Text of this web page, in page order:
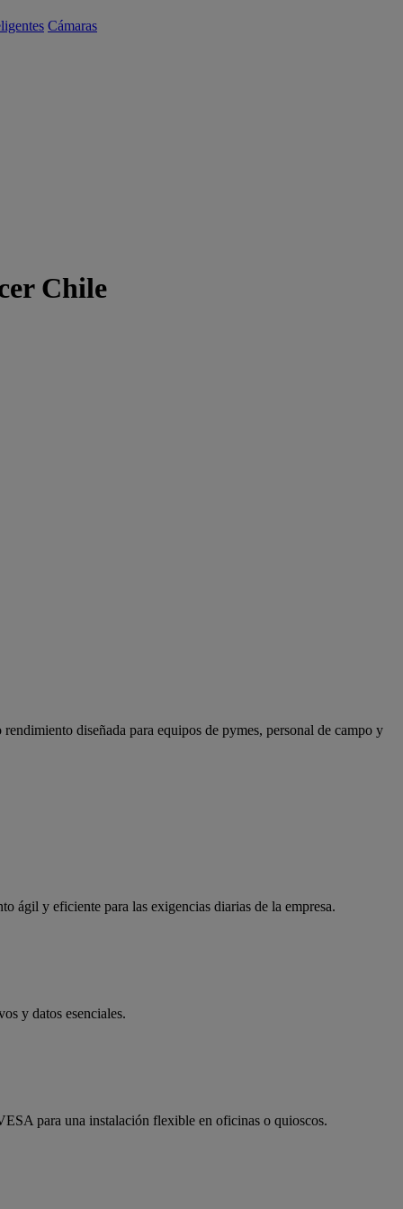
Cámaras
Chile
diseñada para equipos de pymes, personal de campo y
ágil y eficiente para las exigencias diarias de la empresa.
y datos esenciales.
para una instalación flexible en oficinas o quioscos.